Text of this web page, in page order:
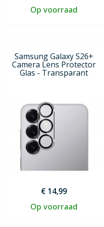
Op voorraad
Samsung Galaxy S26+
Camera Lens Protector
Glas - Transparant
€ 14,99
Op voorraad